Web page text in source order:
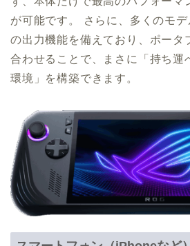
が可能です。 さらに、多くのモ
の出力機能を備えており、ポータ
合わせることで、まさに「持ち運
環境」を構築できます。